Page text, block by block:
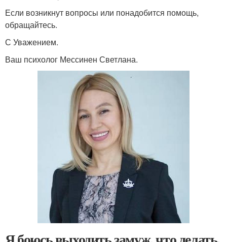
Если возникнут вопросы или понадобится помощь,
обращайтесь.
С Уважением.
Ваш психолог Мессинен Светлана.